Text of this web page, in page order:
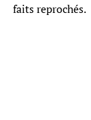
faits reprochés.